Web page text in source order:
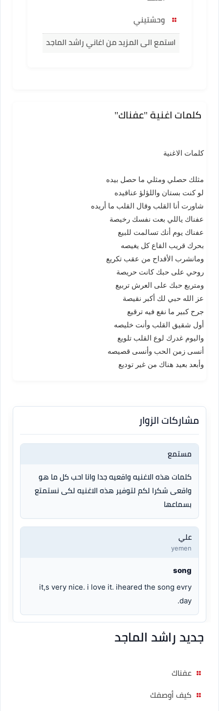
وحشتيني
استمع الى المزيد من اغاني راشد الماجد
كلمات اغنية "عفناك"
كلمات الاغنية
مثلك حصلي ومثلي ما حصل بيده
لو كنت بستان واللؤلؤ عناقيده
شاورت أنا القلب وقال القلب ما أريده
عفناك ياللي بعت نفسك رخيصة
عفناك يوم أنك تسالمت للبيع
بحرك قريب القاع كل يغيصه
ومانشرب الأقداح من عقب تكريع
روحي على حبك كانت حريصة
ومتربع حبك على العرش تربيع
عز الله حبي لك أكبر نقيصة
جرح كبير ما نفع فيه ترقيع
أول شقيق القلب وأنت خليصه
واليوم غدرك لوع القلب تلويع
أنسى زمن الحب وأنسى قصيصه
وأبعد بعيد هناك من غير توديع
مشاركات الزوار
مستمع
كلمات هذه الاغنيه واقعيه جدا وانا احب كل ما هو
واقعى شكرا لكم لتوفير هذه الاغنيه لكى نستمتع
بسماعها
علي
yemen
song
it,s very nice. i love it. iheared the song evry
day.
جديد راشد الماجد
عفناك
كيف أوصفك